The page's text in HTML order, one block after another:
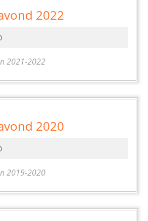
2022
1
2020
2021-2022
2020
1
2020
2019-2020